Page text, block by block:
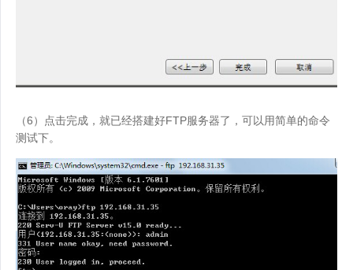
（6）点击完成，就已经搭建好FTP服务器了，可以用简单的命令
测试下。